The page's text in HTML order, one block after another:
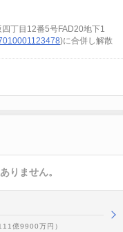
丁目12番5号FAD20地下1
)に合併し解散
りません。
億9900万円）